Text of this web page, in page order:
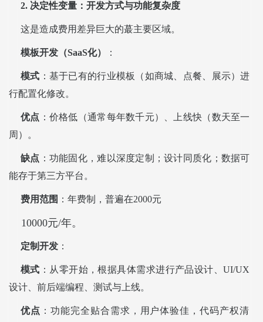
2. 决定性变量：开发方式与功能复杂度
这是造成费用差异巨大的蕞主要区域。
模板开发（SaaS化） ：
模式 ：基于已有的行业模板（如商城、点餐、展示）进
行配置化修改。
优点 ：价格低（通常每年数千元）、上线快（数天至一
周）。
缺点 ：功能固化，难以深度定制；设计同质化；数据可
能存于第三方平台。
费用范围 ：年费制，普遍在2000元
10000元/年。
定制开发 ：
模式 ：从零开始，根据具体需求进行产品设计、UI/UX
设计、前后端编程、测试与上线。
优点 ：功能完全贴合需求，用户体验佳，代码产权清